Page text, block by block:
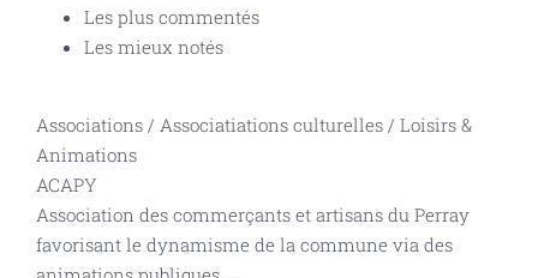
Les plus commentés
Les mieux notés
Associations / Associatiations culturelles / Loisirs &
Animations
ACAPY
Association des commerçants et artisans du Perray
favorisant le dynamisme de la commune via des